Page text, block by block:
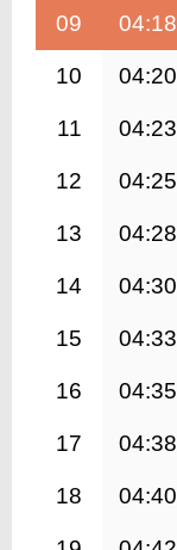
09 04:18
10 04:20
11 04:23
12 04:25
13 04:28
14 04:30
15 04:33
16 04:35
17 04:38
18 04:40